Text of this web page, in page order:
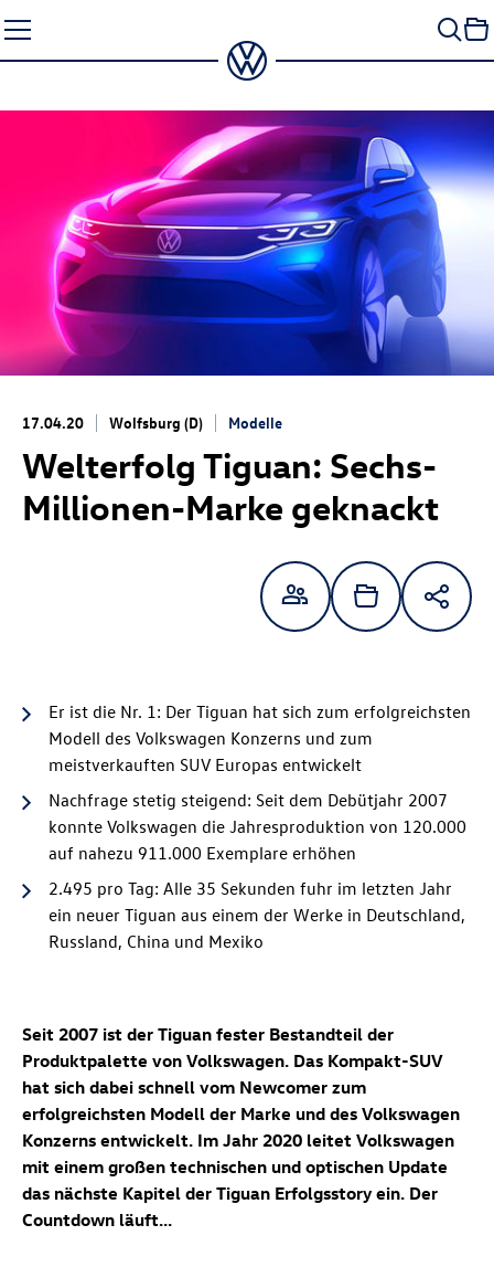
Seiteninhalt
springen
17.04.20 Wolfsburg (D) Modelle
Welterfolg Tiguan: Sechs-
Millionen-Marke geknackt
Er ist die Nr. 1: Der Tiguan hat sich zum erfolgreichsten
Modell des Volkswagen Konzerns und zum
meistverkauften SUV Europas entwickelt
Nachfrage stetig steigend: Seit dem Debütjahr 2007
konnte Volkswagen die Jahresproduktion von 120.000
auf nahezu 911.000 Exemplare erhöhen
2.495 pro Tag: Alle 35 Sekunden fuhr im letzten Jahr
ein neuer Tiguan aus einem der Werke in Deutschland,
Russland, China und Mexiko
Seit 2007 ist der Tiguan fester Bestandteil der
Produktpalette von Volkswagen. Das Kompakt-SUV
hat sich dabei schnell vom Newcomer zum
erfolgreichsten Modell der Marke und des Volkswagen
Konzerns entwickelt. Im Jahr 2020 leitet Volkswagen
mit einem großen technischen und optischen Update
das nächste Kapitel der Tiguan Erfolgsstory ein. Der
Countdown läuft...